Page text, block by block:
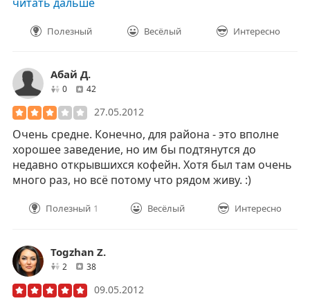
Полезный Весёлый Интересно
Абай Д.
0друзей
42
27.05.2012
Очень средне. Конечно, для района - это вполне
хорошее заведение, но им бы подтянутся до
недавно открывшихся кофейн. Хотя был там очень
много раз, но всё потому что рядом живу. :)
Полезный 1 Весёлый Интересно
Togzhan Z.
2 друзей
38отзывов
09.05.2012